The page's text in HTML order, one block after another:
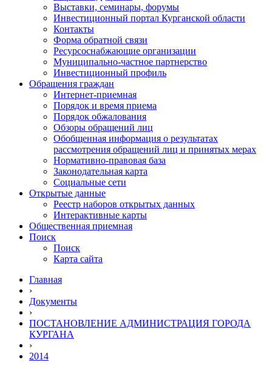
Выставки, семинары, форумы
Инвестиционный портал Курганской области
Контакты
Форма обратной связи
Ресурсоснабжающие организации
Муниципально-частное партнерство
Инвестиционный профиль
Обращения граждан
Интернет-приемная
Порядок и время приема
Порядок обжалования
Обзоры обращений лиц
Обобщенная информация о результатах
рассмотрения обращений лиц и принятых мерах
Нормативно-правовая база
Законодательная карта
Социальные сети
Открытые данные
Реестр наборов открытых данных
Интерактивные карты
Общественная приемная
Поиск
Поиск
Карта сайта
Главная
›
Документы
›
ПОСТАНОВЛЕНИЕ АДМИНИСТРАЦИЯ ГОРОДА
КУРГАНА
›
2014